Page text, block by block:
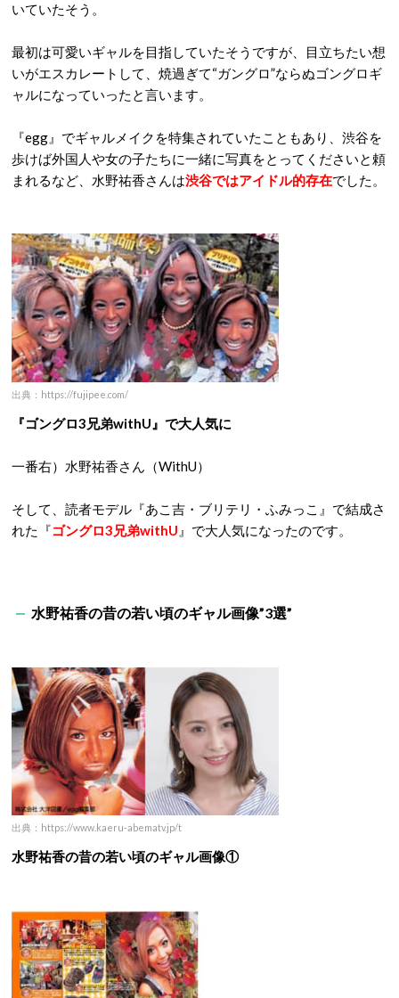
いていたそう。
最初は可愛いギャルを目指していたそうですが、目立ちたい想
いがエスカレートして、焼過ぎて“ガングロ”ならぬゴングロギ
ャルになっていったと言います。
『egg』でギャルメイクを特集されていたこともあり、渋谷を
歩けば外国人や女の子たちに一緒に写真をとってくださいと頼
まれるなど、水野祐香さんは渋谷ではアイドル的存在でした。
出典：https://fujipee.com/
『ゴングロ3兄弟withU』で大人気に
一番右）水野祐香さん（WithU）
そして、読者モデル『あこ吉・ブリテリ・ふみっこ』で結成さ
れた『ゴングロ3兄弟withU 』で大人気になったのです。
水野祐香の昔の若い頃のギャル画像”3選”
出典：https://www.kaeru-abematv.jp/t
水野祐香の昔の若い頃のギャル画像①